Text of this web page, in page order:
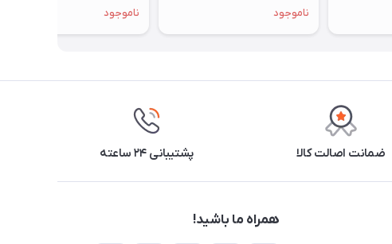
ناموجود
ناموجود
ضمانت اصالت کالا پشتیبانی ۲۴ ساعته
همراه ما باشید!